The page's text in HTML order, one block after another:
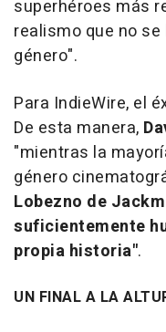
superhéroes más
realismo que no
género".
Para IndieWire, el
De esta manera,
"mientras la
género
Lobezno de
suficientemente
propia historia".
UN FINAL A LA